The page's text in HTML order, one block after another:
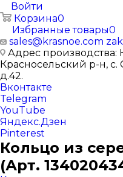
Войти
Корзина0
Избранные товары0
sales@krasnoe.com
Адрес производства:
Красносельский р-н, с.
д.42.
Вконтакте
Telegram
YouTube
Яндекс.Дзен
Pinterest
Кольцо из
(Арт.